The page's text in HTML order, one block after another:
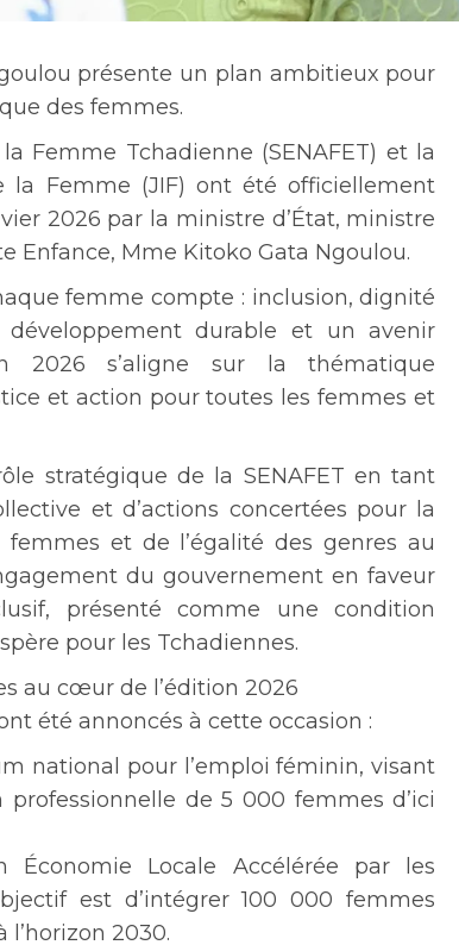
présente un plan ambitieux pour
des femmes.
Femme Tchadienne (SENAFET) et la
la Femme (JIF) ont été officiellement
2026 par la ministre d’État, ministre
Enfance, Mme Kitoko Gata Ngoulou.
femme compte : inclusion, dignité
durable et un avenir
2026 s’aligne sur la thématique
et action pour toutes les femmes et
stratégique de la SENAFET en tant
et d’actions concertées pour la
et de l’égalité des genres au
du gouvernement en faveur
présenté comme une condition
pour les Tchadiennes.
au cœur de l’édition 2026
été annoncés à cette occasion :
national pour l’emploi féminin, visant
professionnelle de 5 000 femmes d’ici
Locale Accélérée par les
est d’intégrer 100 000 femmes
l’horizon 2030.